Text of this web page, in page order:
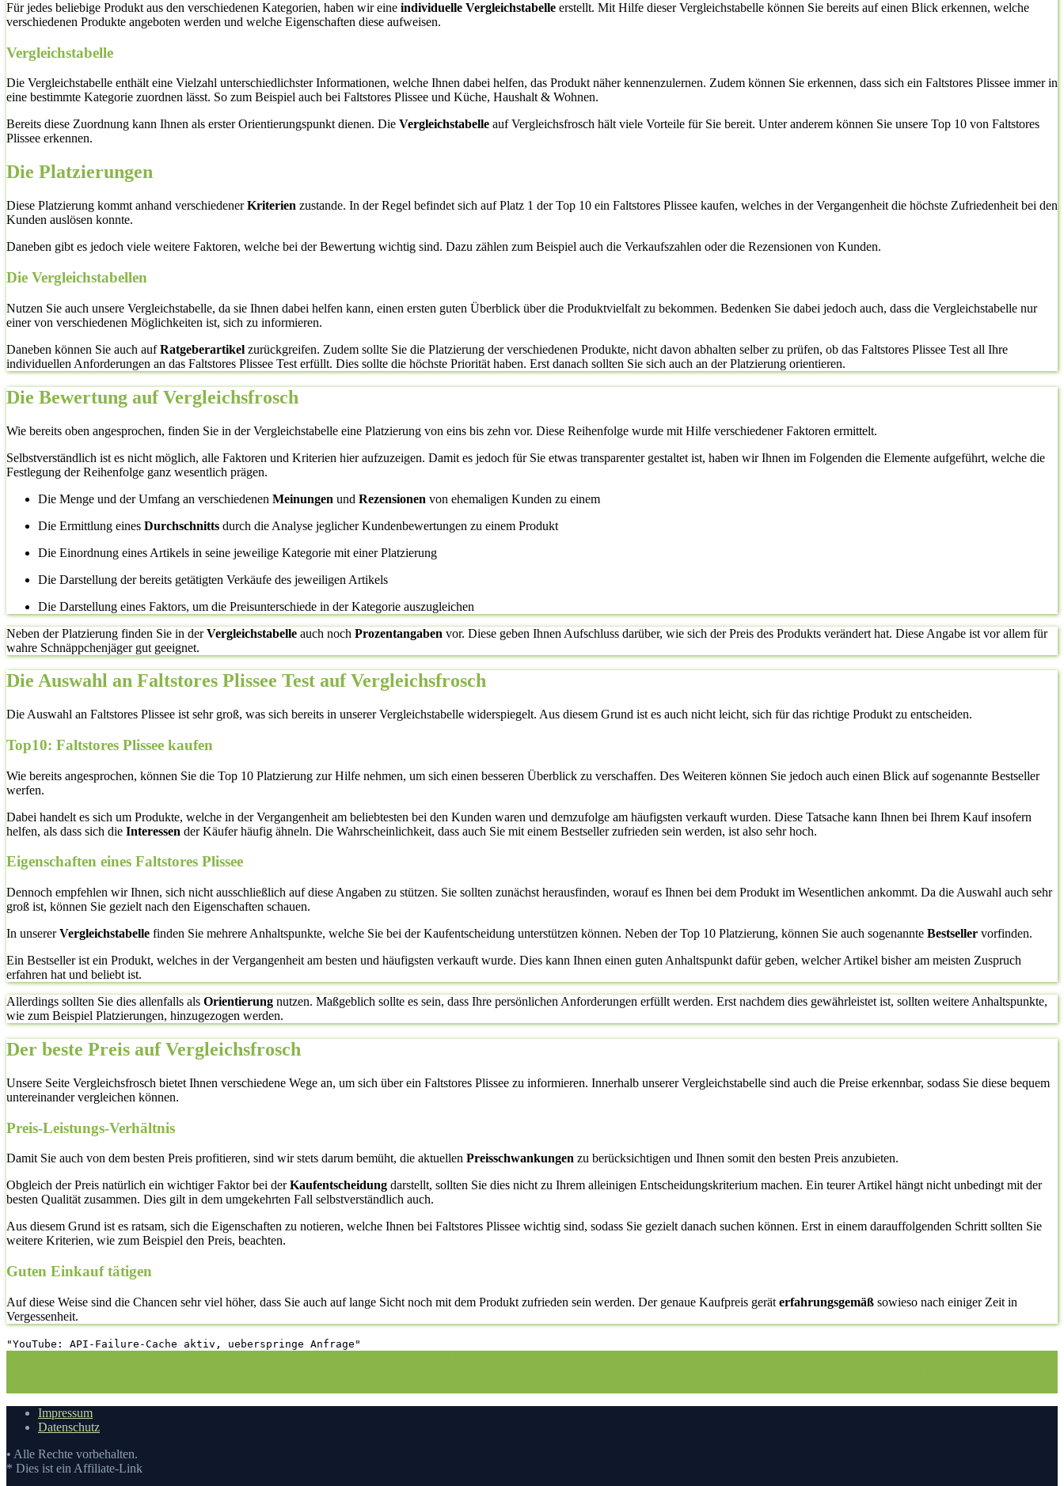
Für jedes beliebige Produkt aus den verschiedenen Kategorien, haben wir eine individuelle Vergleichstabelle erstellt. Mit Hilfe dieser Vergleichstabelle können Sie bereits auf einen Blick erkennen, welche
verschiedenen Produkte angeboten werden und welche Eigenschaften diese aufweisen.
Vergleichstabelle
Die Vergleichstabelle enthält eine Vielzahl unterschiedlichster Informationen, welche Ihnen dabei helfen, das Produkt näher kennenzulernen. Zudem können Sie erkennen, dass sich ein Faltstores Plissee immer in
eine bestimmte Kategorie zuordnen lässt. So zum Beispiel auch bei Faltstores Plissee und Küche, Haushalt & Wohnen.
Bereits diese Zuordnung kann Ihnen als erster Orientierungspunkt dienen. Die Vergleichstabelle auf Vergleichsfrosch hält viele Vorteile für Sie bereit. Unter anderem können Sie unsere Top 10 von Faltstores
Plissee erkennen.
Die Platzierungen
Diese Platzierung kommt anhand verschiedenerKriterien zustande. In der Regel befindet sich auf Platz 1 der Top 10 ein Faltstores Plissee kaufen, welches in der Vergangenheit die höchste Zufriedenheit bei den
Kunden auslösen konnte.
Daneben gibt es jedoch viele weitere Faktoren, welche bei der Bewertung wichtig sind. Dazu zählen zum Beispiel auch die Verkaufszahlen oder die Rezensionen von Kunden.
Die Vergleichstabellen
Nutzen Sie auch unsere Vergleichstabelle, da sie Ihnen dabei helfen kann, einen ersten guten Überblick über die Produktvielfalt zu bekommen. Bedenken Sie dabei jedoch auch, dass die Vergleichstabelle nur
einer von verschiedenen Möglichkeiten ist, sich zu informieren.
Daneben können Sie auch aufRatgeberartikel zurückgreifen. Zudem sollte Sie die Platzierung der verschiedenen Produkte, nicht davon abhalten selber zu prüfen, ob das Faltstores Plissee Test all Ihre
individuellen Anforderungen an das Faltstores Plissee Test erfüllt. Dies sollte die höchste Priorität haben. Erst danach sollten Sie sich auch an der Platzierung orientieren.
Die Bewertung auf Vergleichsfrosch
Wie bereits oben angesprochen, finden Sie in der Vergleichstabelle eine Platzierung von eins bis zehn vor. Diese Reihenfolge wurde mit Hilfe verschiedener Faktoren ermittelt.
Selbstverständlich ist es nicht möglich, alle Faktoren und Kriterien hier aufzuzeigen. Damit es jedoch für Sie etwas transparenter gestaltet ist, haben wir Ihnen im Folgenden die Elemente aufgeführt, welche die
Festlegung der Reihenfolge ganz wesentlich prägen.
Die Menge und der Umfang an verschiedenen Meinungen und Rezensionen von ehemaligen Kunden zu einem
Die Ermittlung eines Durchschnitts durch die Analyse jeglicher Kundenbewertungen zu einem Produkt
Die Einordnung eines Artikels in seine jeweilige Kategorie mit einer Platzierung
Die Darstellung der bereits getätigten Verkäufe des jeweiligen Artikels
Die Darstellung eines Faktors, um die Preisunterschiede in der Kategorie auszugleichen
Neben der Platzierung finden Sie in derVergleichstabelle auch noch Prozentangaben vor. Diese geben Ihnen Aufschluss darüber, wie sich der Preis des Produkts verändert hat. Diese Angabe ist vor allem für
wahre Schnäppchenjäger gut geeignet.
Die Auswahl an Faltstores Plissee Test auf Vergleichsfrosch
Die Auswahl an Faltstores Plissee ist sehr groß, was sich bereits in unserer Vergleichstabelle widerspiegelt. Aus diesem Grund ist es auch nicht leicht, sich für das richtige Produkt zu entscheiden.
Top10: Faltstores Plissee kaufen
Wie bereits angesprochen, können Sie die Top 10 Platzierung zur Hilfe nehmen, um sich einen besseren Überblick zu verschaffen. Des Weiteren können Sie jedoch auch einen Blick auf sogenannte Bestseller
werfen.
Dabei handelt es sich um Produkte, welche in der Vergangenheit am beliebtesten bei den Kunden waren und demzufolge am häufigsten verkauft wurden. Diese Tatsache kann Ihnen bei Ihrem Kauf insofern
helfen, als dass sich die Interessen der Käufer häufig ähneln. Die Wahrscheinlichkeit, dass auch Sie mit einem Bestseller zufrieden sein werden, ist also sehr hoch.
Eigenschaften eines Faltstores Plissee
Dennoch empfehlen wir Ihnen, sich nicht ausschließlich auf diese Angaben zu stützen. Sie sollten zunächst herausfinden, worauf es Ihnen bei dem Produkt im Wesentlichen ankommt. Da die Auswahl auch sehr
groß ist, können Sie gezielt nach den Eigenschaften schauen.
In unsererVergleichstabelle finden Sie mehrere Anhaltspunkte, welche Sie bei der Kaufentscheidung unterstützen können. Neben der Top 10 Platzierung, können Sie auch sogenannte Bestseller vorfinden.
Ein Bestseller ist ein Produkt, welches in der Vergangenheit am besten und häufigsten verkauft wurde. Dies kann Ihnen einen guten Anhaltspunkt dafür geben, welcher Artikel bisher am meisten Zuspruch
erfahren hat und beliebt ist.
Allerdings sollten Sie dies allenfalls als Orientierung nutzen. Maßgeblich sollte es sein, dass Ihre persönlichen Anforderungen erfüllt werden. Erst nachdem dies gewährleistet ist, sollten weitere Anhaltspunkte,
wie zum Beispiel Platzierungen, hinzugezogen werden.
Der beste Preis auf Vergleichsfrosch
Unsere Seite Vergleichsfrosch bietet Ihnen verschiedene Wege an, um sich über ein Faltstores Plissee zu informieren. Innerhalb unserer Vergleichstabelle sind auch die Preise erkennbar, sodass Sie diese bequem
untereinander vergleichen können.
Preis-Leistungs-Verhältnis
Damit Sie auch von dem besten Preis profitieren, sind wir stets darum bemüht, die aktuellen Preisschwankungen zu berücksichtigen und Ihnen somit den besten Preis anzubieten.
Obgleich der Preis natürlich ein wichtiger Faktor bei derKaufentscheidung darstellt, sollten Sie dies nicht zu Ihrem alleinigen Entscheidungskriterium machen. Ein teurer Artikel hängt nicht unbedingt mit der
besten Qualität zusammen. Dies gilt in dem umgekehrten Fall selbstverständlich auch.
Aus diesem Grund ist es ratsam, sich die Eigenschaften zu notieren, welche Ihnen bei Faltstores Plissee wichtig sind, sodass Sie gezielt danach suchen können. Erst in einem darauffolgenden Schritt sollten Sie
weitere Kriterien, wie zum Beispiel den Preis, beachten.
Guten Einkauf tätigen
Auf diese Weise sind die Chancen sehr viel höher, dass Sie auch auf lange Sicht noch mit dem Produkt zufrieden sein werden. Der genaue Kaufpreis gerät erfahrungsgemäß sowieso nach einiger Zeit in
Vergessenheit.
"YouTube: API-Failure-Cache aktiv, ueberspringe Anfrage"
Impressum
Datenschutz
• Alle Rechte vorbehalten.
* Dies ist ein Affiliate-Link